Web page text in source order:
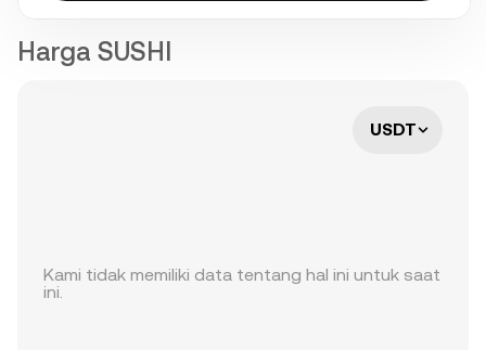
Harga SUSHI
USDT
Kami tidak memiliki data tentang hal ini untuk saat
ini.